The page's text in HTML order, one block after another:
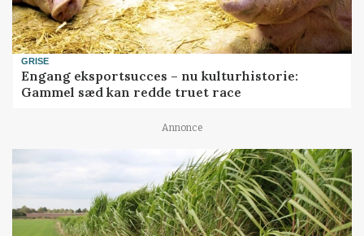
GRISE
Engang eksportsucces – nu kulturhistorie:
Gammel sæd kan redde truet race
Annonce